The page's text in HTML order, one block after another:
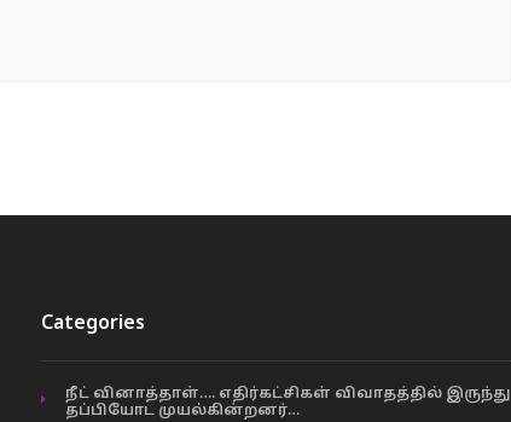
Categories
நீட் வினாத்தாள்…. எதிர்கட்சிகள் விவாதத்தில் இருந்து
தப்பியோட முயல்கின்றனர்…